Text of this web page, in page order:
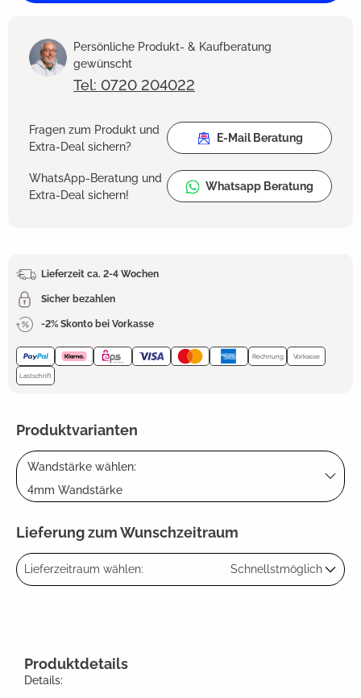
Persönliche Produkt- & Kaufberatung
gewünscht
Tel: 0720 204022
Fragen zum Produkt und
Extra-Deal sichern?
E-Mail Beratung
WhatsApp-Beratung und
Extra-Deal sichern!
Whatsapp Beratung
Lieferzeit ca. 2-4 Wochen
Sicher bezahlen
-2% Skonto bei Vorkasse
Rechnung Vorkasse
Lastschrift
Produktvarianten
Wandstärke wählen:
4mm Wandstärke
Lieferung zum Wunschzeitraum
Lieferzeitraum wählen: Schnellstmöglich
Produktdetails
Details: